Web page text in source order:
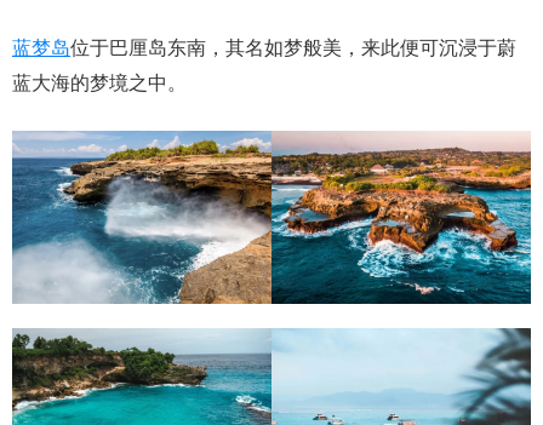
蓝梦岛位于巴厘岛东南，其名如梦般美，来此便可沉浸于蔚
蓝大海的梦境之中。